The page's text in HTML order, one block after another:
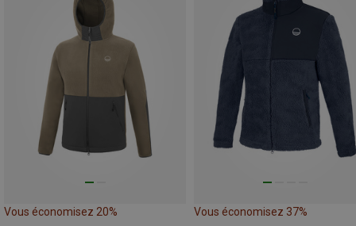
Vous économisez 20% Vous économisez 37%